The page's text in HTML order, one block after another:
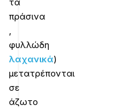
πράσινα
,
φυλλώδη
λαχανικά)
μετατρέπονται
σε
άζωτο